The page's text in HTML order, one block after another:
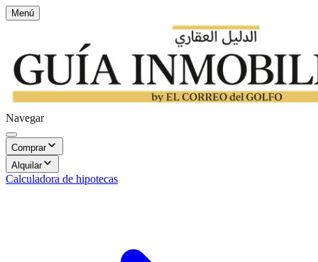
Menú
Navegar
Comprar
Alquilar
Calculadora de hipotecas